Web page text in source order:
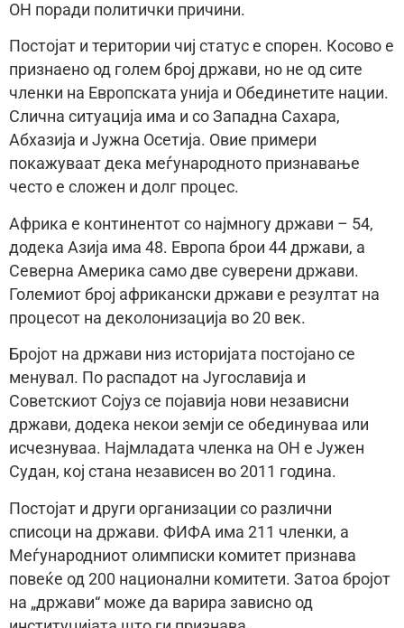
ОН поради политички причини.
Постојат и територии чиј статус е спорен. Косово е
признаено од голем број држави, но не од сите
членки на Европската унија и Обединетите нации.
Слична ситуација има и со Западна Сахара,
Абхазија и Јужна Осетија. Овие примери
покажуваат дека меѓународното признавање
често е сложен и долг процес.
Африка е континентот со најмногу држави – 54,
додека Азија има 48. Европа брои 44 држави, а
Северна Америка само две суверени држави.
Големиот број африкански држави е резултат на
процесот на деколонизација во 20 век.
Бројот на држави низ историјата постојано се
менувал. По распадот на Југославија и
Советскиот Сојуз се појавија нови независни
држави, додека некои земји се обединуваа или
исчезнуваа. Најмладата членка на ОН е Јужен
Судан, кој стана независен во 2011 година.
Постојат и други организации со различни
списоци на држави. ФИФА има 211 членки, а
Меѓународниот олимписки комитет признава
повеќе од 200 национални комитети. Затоа бројот
на „држави“ може да варира зависно од